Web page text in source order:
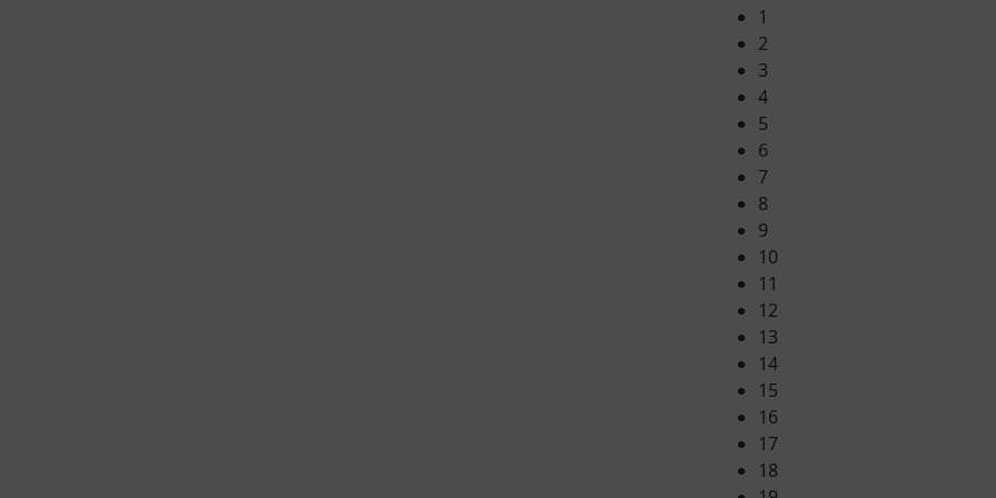
1
2
3
4
5
6
7
8
9
10
11
12
13
14
15
16
17
18